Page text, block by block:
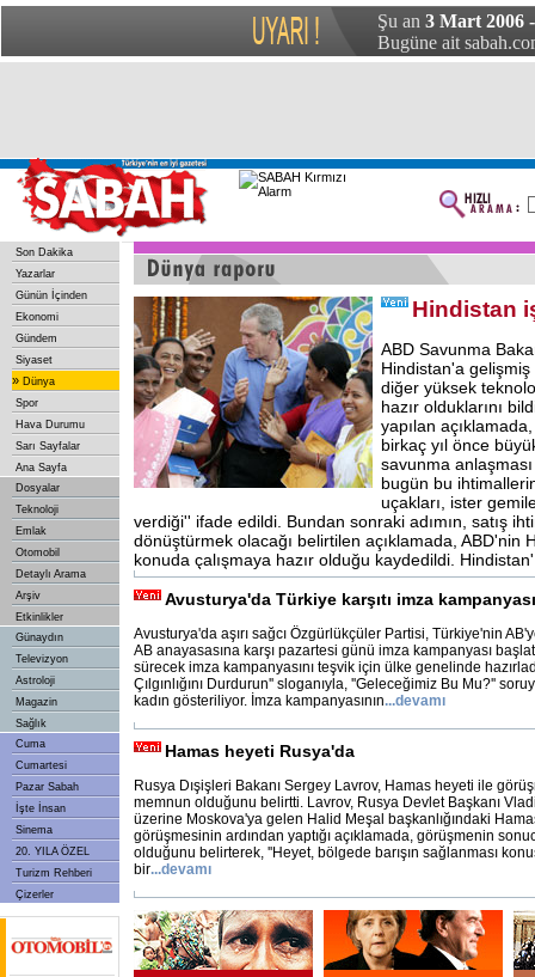
Şu an 3 Mart 2006
Bugüne ait
Son Dakika
Yazarlar
Günün İçinden
Ekonomi
Gündem
Siyaset
» Dünya
Spor
Hava Durumu
Sarı Sayfalar
Ana Sayfa
Dosyalar
Teknoloji
Emlak
Otomobil
Detaylı Arama
Arşiv
Etkinlikler
Günaydın
Televizyon
Astroloji
Magazin
Sağlık
Cuma
Cumartesi
Pazar Sabah
İşte İnsan
Sinema
20. YILA ÖZEL
Turizm Rehberi
Çizerler
Hindistan
ABD Savunma
Hindistan'a gelişmiş
diğer yüksek
hazır olduklarını
yapılan
birkaç yıl önce
savunma
bugün bu
uçakları, ister
verdiği'' ifade edildi. Bundan sonraki adımın, satış
dönüştürmek olacağı belirtilen açıklamada, ABD'nin
konuda çalışmaya hazır olduğu kaydedildi.
Avusturya'da Türkiye karşıtı imza kampanyası
Avusturya'da aşırı sağcı Özgürlükçüler Partisi, Türkiye'nin
AB anayasasına karşı pazartesi günü imza kampanyası
sürecek imza kampanyasını teşvik için ülke genelinde
Çılgınlığını Durdurun'' sloganıyla, ''Geleceğimiz Bu Mu?''
kadın gösteriliyor. İmza kampanyasının...devamı
Hamas heyeti Rusya'da
Rusya Dışişleri Bakanı Sergey Lavrov, Hamas heyeti ile
memnun olduğunu belirtti. Lavrov, Rusya Devlet Başkanı
üzerine Moskova'ya gelen Halid Meşal başkanlığındaki
görüşmesinin ardından yaptığı açıklamada, görüşmenin
olduğunu belirterek, ''Heyet, bölgede barışın sağlanması
bir...devamı